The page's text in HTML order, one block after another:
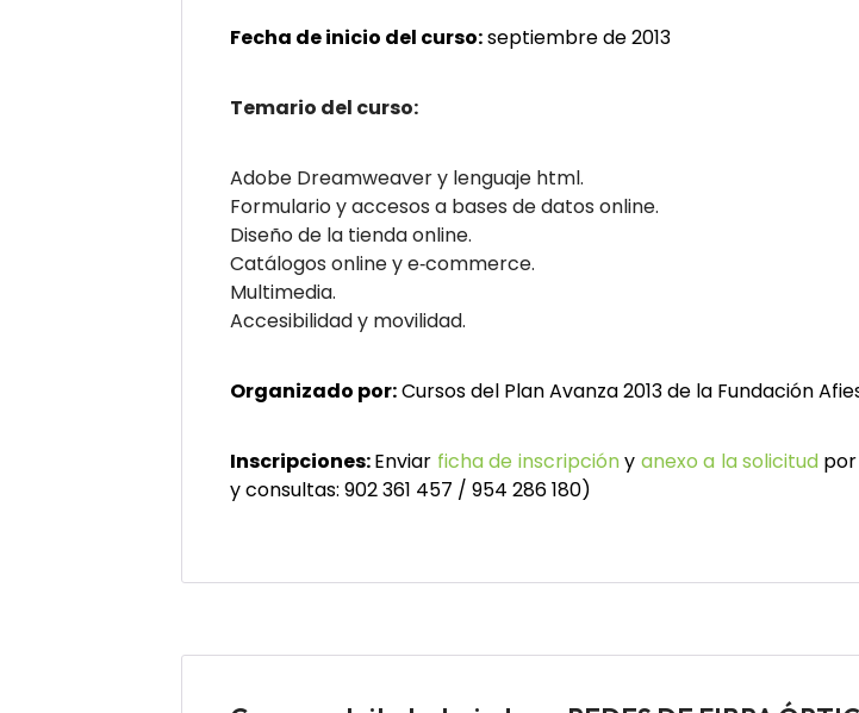
Fecha de inicio del curso:septiembre de 2013
Temario del curso:
Adobe Dreamweaver y lenguaje html.
Formulario y accesos a bases de datos online.
Diseño de la tienda online.
Catálogos online y e‐commerce.
Multimedia.
Accesibilidad y movilidad.
Organizado por:Cursos del Plan Avanza 2013 de la Fundación
Inscripciones:Enviar ficha de inscripcióny anexo a la solicitudpor
y consultas: 902 361 457 / 954 286 180)